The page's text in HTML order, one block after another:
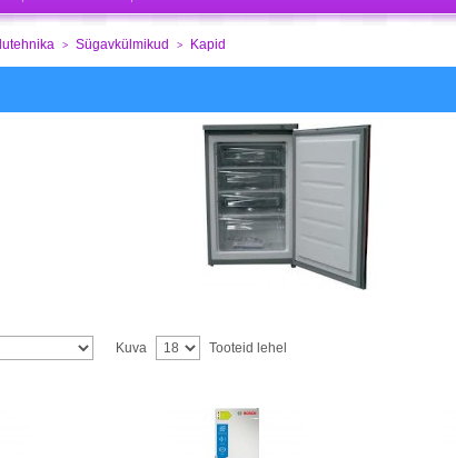
> Sügavkülmikud > Kapid
Kuva Tooteid lehel